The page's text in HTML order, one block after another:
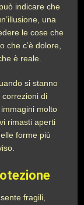
indicare che
una
le cose che
che c’è dolore,
è reale.
si stanno
di
molto
rimasti aperti
forme più
fragili,